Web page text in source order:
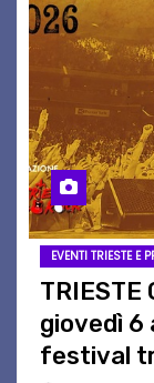
EVENTI TRIESTE E
TRIESTE
giovedì 6
festival